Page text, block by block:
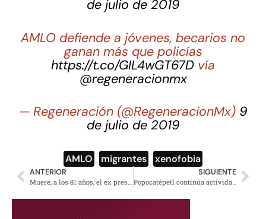
de julio de 2019
AMLO defiende a jóvenes, becarios no
ganan más que policías
https://t.co/GIL4wGT67D vía
@regeneracionmx
— Regeneración (@RegeneracionMx) 9
de julio de 2019
AMLO migrantes xenofobia
ANTERIOR SIGUIENTE
Popocatépetl continúa actividad, registra fumarola de 1.5 km